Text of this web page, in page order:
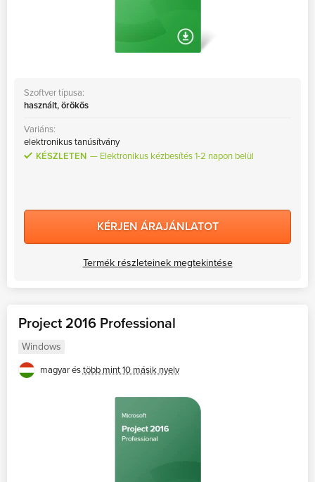
Szoftver típusa:
használt, örökös
Variáns:
elektronikus tanúsítvány
KÉSZLETEN
Elektronikus kézbesítés 1-2 napon belül
KÉRJEN ÁRAJÁNLATOT
Termék részleteinek megtekintése
Project 2016 Professional
Windows
magyar éstöbb mint 10 másik nyelv